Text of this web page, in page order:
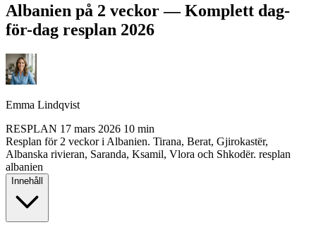
Albanien på 2 veckor — Komplett dag-
för-dag resplan 2026
Emma Lindqvist
RESPLAN 17 mars 2026 10 min
Resplan för 2 veckor i Albanien. Tirana, Berat, Gjirokastër,
Albanska rivieran, Saranda, Ksamil, Vlora och Shkodër. resplan
albanien
Innehåll